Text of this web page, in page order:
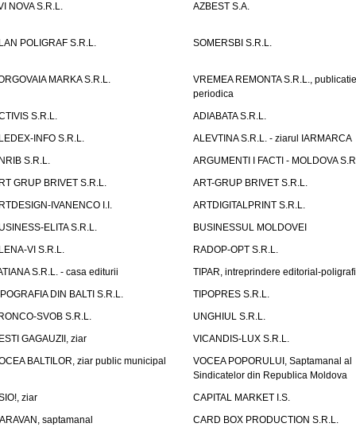
NOVA S.R.L.
AZBEST S.A.
POLIGRAF S.R.L. SOMERSBI S.R.L.
MARKA S.R.L.
VREMEA REMONTA S.R.L., publicatie
periodica
S.R.L.
ADIABATA S.R.L.
INFO S.R.L.
ALEVTINA S.R.L. - ziarul IARMARCA
S.R.L.
ARGUMENTI I FACTI - MOLDOVA
GRUP BRIVET S.R.L.
ART-GRUP BRIVET S.R.L.
IVANENCO I.I.
ARTDIGITALPRINT S.R.L.
ELITA S.R.L.
BUSINESSUL MOLDOVEI
VI S.R.L.
RADOP-OPT S.R.L.
S.R.L. - casa editurii
TIPAR, intreprindere editorial-
DIN BALTI S.R.L.
TIPOPRES S.R.L.
SVOB S.R.L.
UNGHIUL S.R.L.
GAGAUZII, ziar
VICANDIS-LUX S.R.L.
BALTILOR, ziar public municipal
VOCEA POPORULUI, Saptamanal al
Sindicatelor din Republica Moldova
ziar
CAPITAL MARKET I.S.
saptamanal
CARD BOX PRODUCTION S.R.L.